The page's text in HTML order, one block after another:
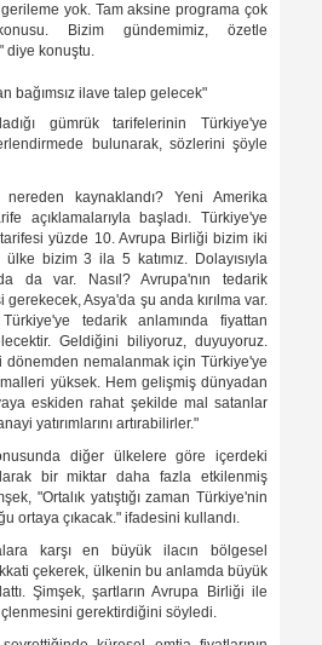
yok. Tam aksine programa çok
Bizim gündemimiz, özetle
diye konuştu.
bağımsız ilave talep gelecek"
gümrük tarifelerinin Türkiye'ye
bulunarak, sözlerini şöyle
kaynaklandı? Yeni Amerika
açıklamalarıyla başladı. Türkiye'ye
yüzde 10. Avrupa Birliği bizim iki
ülke bizim 3 ila 5 katımız. Dolayısıyla
da var. Nasıl? Avrupa'nın tedarik
Asya'da şu anda kırılma var.
tedarik anlamında fiyattan
Geldiğini biliyoruz, duyuyoruz.
nemalanmak için Türkiye'ye
yüksek. Hem gelişmiş dünyadan
eskiden rahat şekilde mal satanlar
yatırımlarını artırabilirler."
diğer ülkelere göre içerdeki
bir miktar daha fazla etkilenmiş
"Ortalık yatıştığı zaman Türkiye'nin
ortaya çıkacak." ifadesini kullandı.
karşı en büyük ilacın bölgesel
çekerek, ülkenin bu anlamda büyük
Şimşek, şartların Avrupa Birliği ile
gerektirdiğini söyledi.